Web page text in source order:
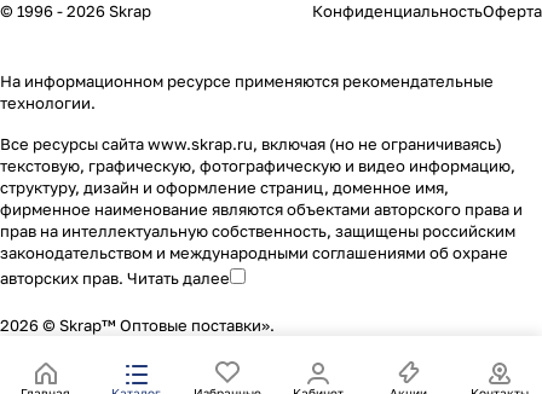
© 1996 - 2026 Skrap КонфиденциальностьОферта
На информационном ресурсе применяются рекомендательные
технологии.
Все ресурсы сайта www.skrap.ru, включая (но не ограничиваясь)
текстовую, графическую, фотографическую и видео информацию,
структуру, дизайн и оформление страниц, доменное имя,
фирменное наименование являются объектами авторского права и
прав на интеллектуальную собственность, защищены российским
законодательством и международными соглашениями об охране
авторских прав. Читать далее
2026 © Skrap™ Оптовые поставки».